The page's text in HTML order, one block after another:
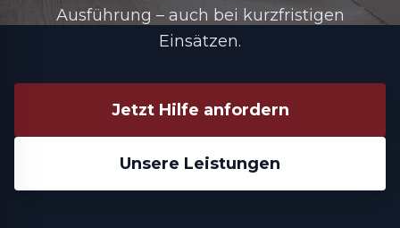
Ausführung – auch bei kurzfristigen
Einsätzen.
Jetzt Hilfe anfordern
Unsere Leistungen